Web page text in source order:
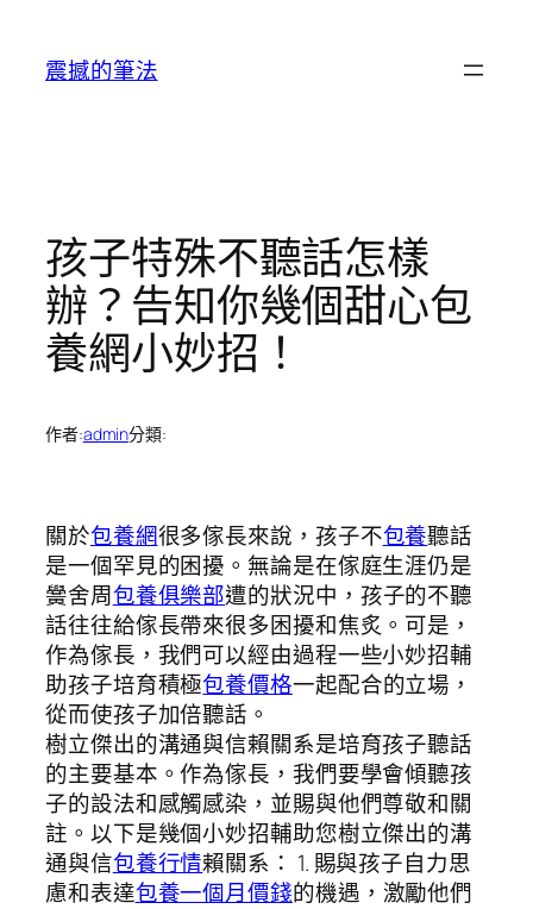
震撼的筆法
孩子特殊不聽話怎樣
辦？告知你幾個甜心包
養網小妙招！
作者:admin分類:
關於包養網很多傢長來說，孩子不包養聽話
是一個罕見的困擾。無論是在傢庭生涯仍是
黌舍周包養俱樂部遭的狀況中，孩子的不聽
話往往給傢長帶來很多困擾和焦炙。可是，
作為傢長，我們可以經由過程一些小妙招輔
助孩子培育積極包養價格一起配合的立場，
從而使孩子加倍聽話。
樹立傑出的溝通與信賴關系是培育孩子聽話
的主要基本。作為傢長，我們要學會傾聽孩
子的設法和感觸感染，並賜與他們尊敬和關
註。以下是幾個小妙招輔助您樹立傑出的溝
通與信包養行情賴關系： 1. 賜與孩子自力思
慮和表達包養一個月價錢的機遇，激勵他們